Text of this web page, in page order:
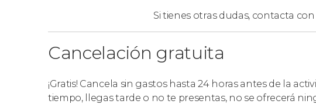
Si tienes otras dudas, contacta
Cancelación gratuita
¡Gratis! Cancela sin gastos hasta 24 horas antes de la
tiempo, llegas tarde o no te presentas, no se ofrecerá